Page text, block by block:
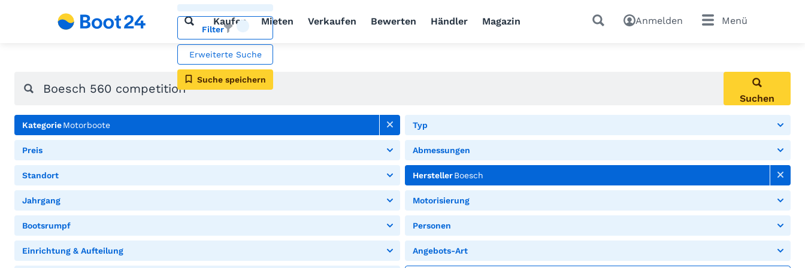
Kaufen Mieten Verkaufen Bewerten Händler Magazin Anmelden Menü
Filter
Erweiterte Suche
Suche speichern
Suchen
KategorieMotorboote Typ
Preis Abmessungen
Standort HerstellerBoesch
Jahrgang Motorisierung
Bootsrumpf Personen
Einrichtung & Aufteilung Angebots-Art